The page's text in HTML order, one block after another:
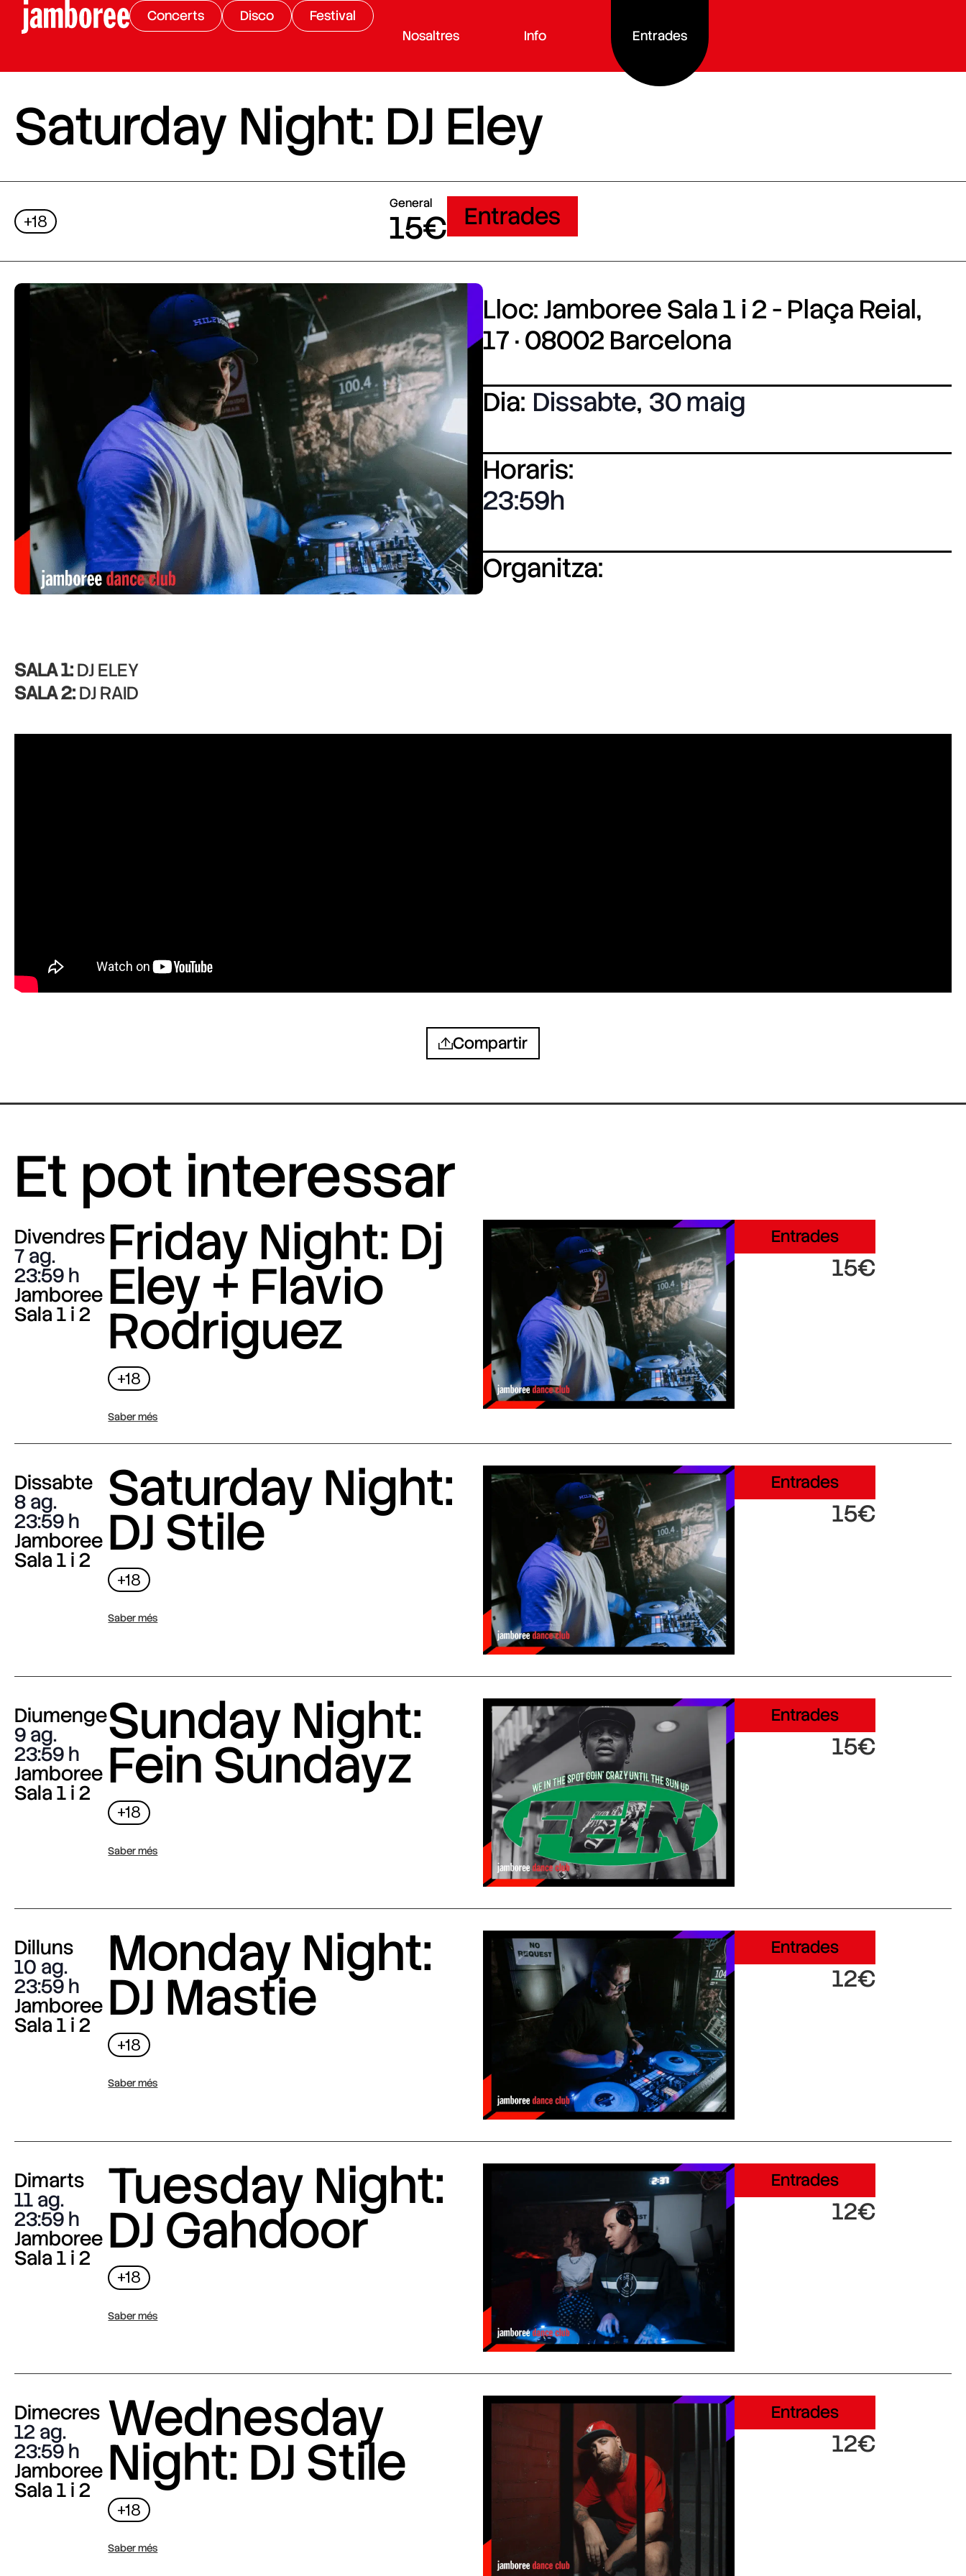
Concerts Disco
Festival
Nosaltres
Info Entrades
Saturday Night: DJ Eley
+18
General
15€ Entrades
Lloc: Jamboree Sala 1 i 2 - Plaça Reial,
17 · 08002 Barcelona
Dia: Dissabte, 30 maig
Horaris:
23:59
Organitza:
SALA 1:DJ ELEY
SALA 2:DJ RAID
Compartir
Et pot interessar
Divendres
7 ag.
23:59
Jamboree
Sala 1 i 2
Friday Night: Dj
Eley + Flavio
Rodriguez
+18
Saber més
Entrades
15€
Dissabte
8 ag.
23:59
Jamboree
Sala 1 i 2
Saturday Night:
DJ Stile
+18
Saber més
Entrades
15€
Diumenge
9 ag.
23:59
Jamboree
Sala 1 i 2
Sunday Night:
Fein Sundayz
+18
Saber més
Entrades
15€
Dilluns
10 ag.
23:59
Jamboree
Sala 1 i 2
Monday Night:
DJ Mastie
+18
Saber més
Entrades
12€
Dimarts
11 ag.
23:59
Jamboree
Sala 1 i 2
Tuesday Night:
DJ Gahdoor
+18
Saber més
Entrades
12€
Dimecres
12 ag.
23:59
Jamboree
Sala 1 i 2
Wednesday
Night: DJ Stile
+18
Saber més
Entrades
12€